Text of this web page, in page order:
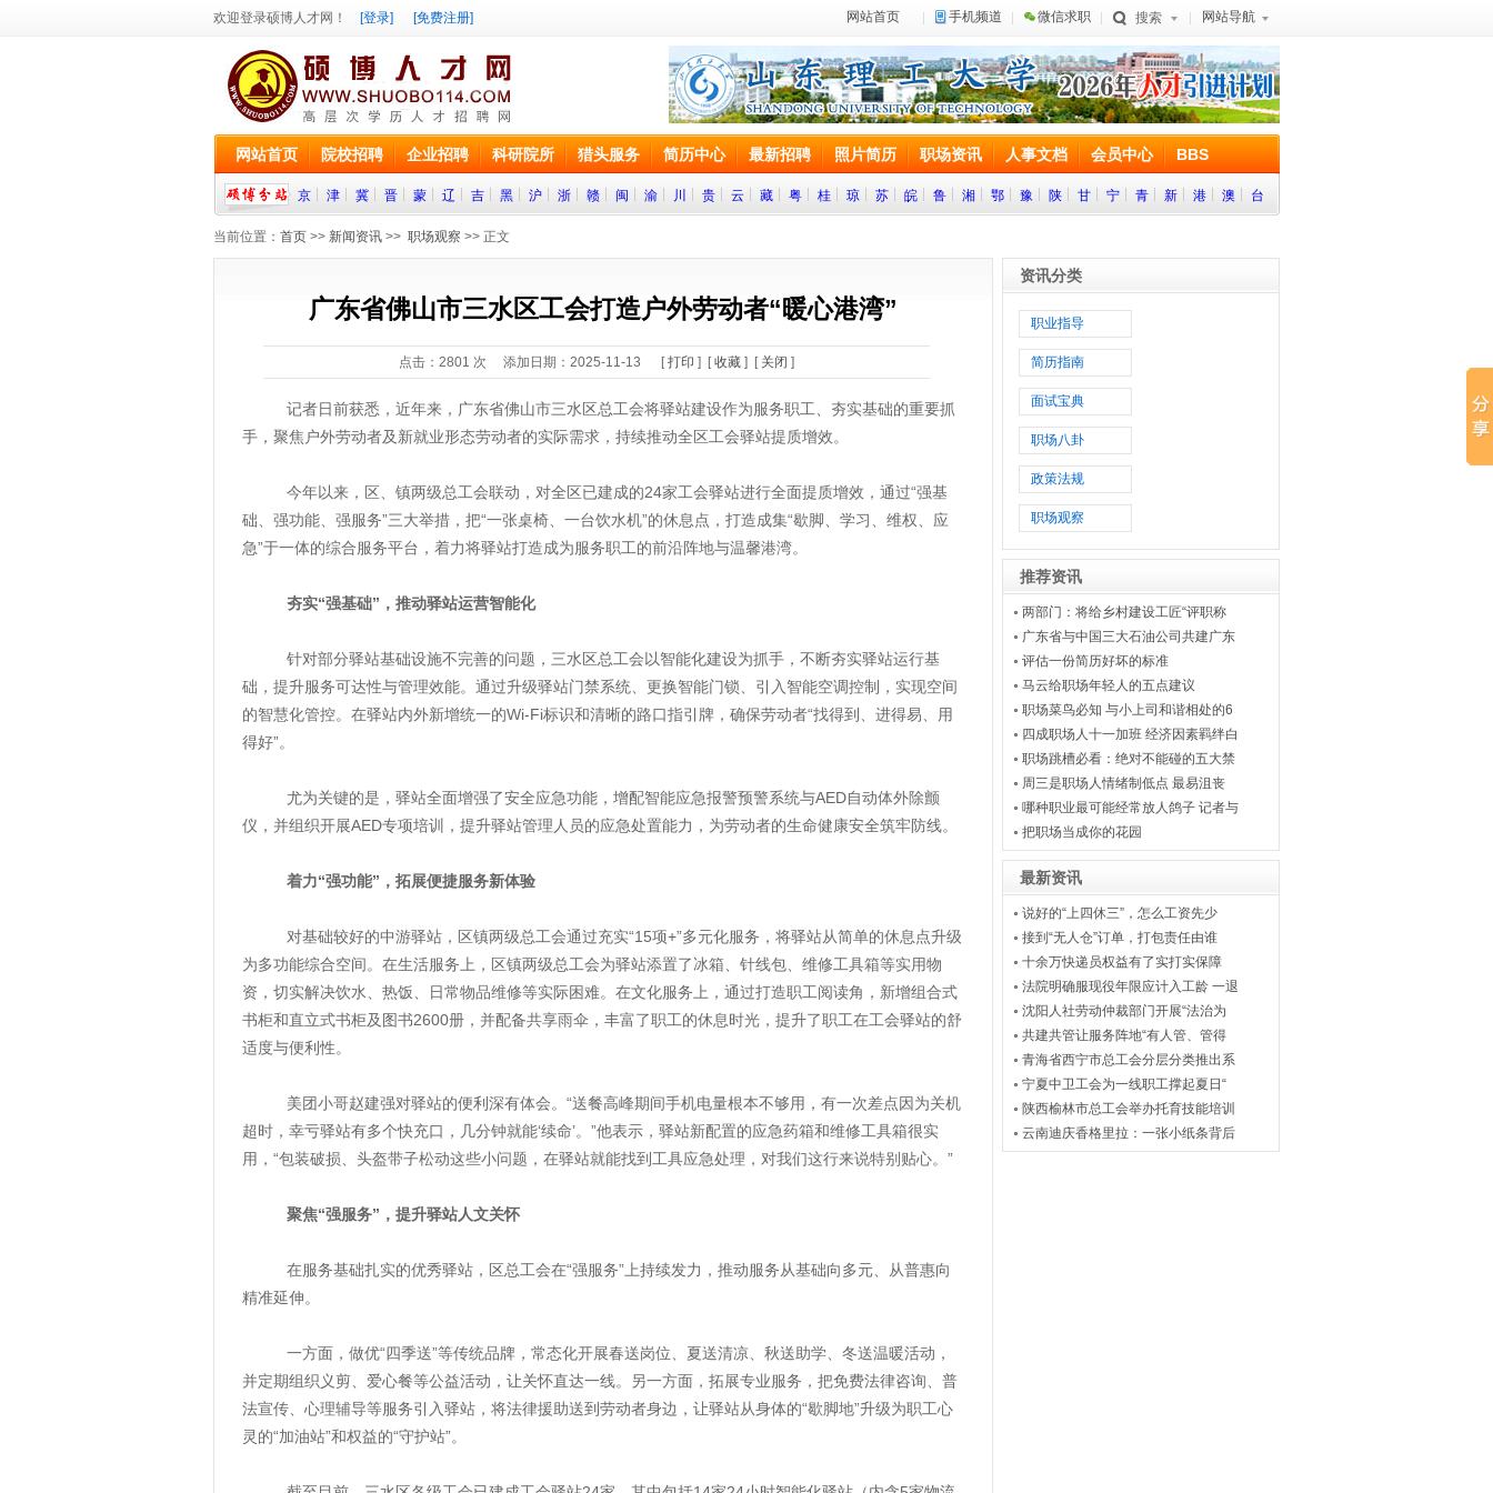
欢迎登录硕博人才网！ [登录] [免费注册] 网站导航
搜索
微信求职
手机频道
网站首页
网站首页 院校招聘 企业招聘 科研院所 猎头服务 简历中心 最新招聘 照片简历 职场资讯 人事文档 会员中心 BBS
京 津 冀 晋 蒙 辽 吉 黑 沪 浙 赣 闽 渝 川 贵 云 藏 粤 桂 琼 苏 皖 鲁 湘 鄂 豫 陕 甘 宁 青 新 港 澳 台
当前位置： 首页 >> 新闻资讯 >> 职场观察 >> 正文
广东省佛山市三水区工会打造户外劳动者“暖心港湾”
点击： 2801 次 添加日期：2025-11-13 [打印 ] [收藏 ] [ 关闭 ]
记者日前获悉，近年来，广东省佛山市三水区总工会将驿站建设作为服务职工、夯实基础的重要抓
手，聚焦户外劳动者及新就业形态劳动者的实际需求，持续推动全区工会驿站提质增效。
今年以来，区、镇两级总工会联动，对全区已建成的24家工会驿站进行全面提质增效，通过“强基
础、强功能、强服务”三大举措，把“一张桌椅、一台饮水机”的休息点，打造成集“歇脚、学习、维权、应
急”于一体的综合服务平台，着力将驿站打造成为服务职工的前沿阵地与温馨港湾。
夯实“强基础”，推动驿站运营智能化
针对部分驿站基础设施不完善的问题，三水区总工会以智能化建设为抓手，不断夯实驿站运行基
础，提升服务可达性与管理效能。通过升级驿站门禁系统、更换智能门锁、引入智能空调控制，实现空间
的智慧化管控。在驿站内外新增统一的Wi-Fi标识和清晰的路口指引牌，确保劳动者“找得到、进得易、用
得好”。
尤为关键的是，驿站全面增强了安全应急功能，增配智能应急报警预警系统与AED自动体外除颤
仪，并组织开展AED专项培训，提升驿站管理人员的应急处置能力，为劳动者的生命健康安全筑牢防线。
着力“强功能”，拓展便捷服务新体验
对基础较好的中游驿站，区镇两级总工会通过充实“15项+”多元化服务，将驿站从简单的休息点升级
为多功能综合空间。在生活服务上，区镇两级总工会为驿站添置了冰箱、针线包、维修工具箱等实用物
资，切实解决饮水、热饭、日常物品维修等实际困难。在文化服务上，通过打造职工阅读角，新增组合式
书柜和直立式书柜及图书2600册，并配备共享雨伞，丰富了职工的休息时光，提升了职工在工会驿站的舒
适度与便利性。
美团小哥赵建强对驿站的便利深有体会。“送餐高峰期间手机电量根本不够用，有一次差点因为关机
超时，幸亏驿站有多个快充口，几分钟就能‘续命’。”他表示，驿站新配置的应急药箱和维修工具箱很实
用，“包装破损、头盔带子松动这些小问题，在驿站就能找到工具应急处理，对我们这行来说特别贴心。”
聚焦“强服务”，提升驿站人文关怀
在服务基础扎实的优秀驿站，区总工会在“强服务”上持续发力，推动服务从基础向多元、从普惠向
精准延伸。
一方面，做优“四季送”等传统品牌，常态化开展春送岗位、夏送清凉、秋送助学、冬送温暖活动，
并定期组织义剪、爱心餐等公益活动，让关怀直达一线。另一方面，拓展专业服务，把免费法律咨询、普
法宣传、心理辅导等服务引入驿站，将法律援助送到劳动者身边，让驿站从身体的“歇脚地”升级为职工心
灵的“加油站”和权益的“守护站”。
资讯分类
职业指导
简历指南
面试宝典
职场八卦
政策法规
职场观察
推荐资讯
两部门：将给乡村建设工匠“评职称
广东省与中国三大石油公司共建广东
评估一份简历好坏的标准
马云给职场年轻人的五点建议
职场菜鸟必知 与小上司和谐相处的6
四成职场人十一加班 经济因素羁绊白
职场跳槽必看：绝对不能碰的五大禁
周三是职场人情绪制低点 最易沮丧
哪种职业最可能经常放人鸽子 记者与
把职场当成你的花园
最新资讯
说好的“上四休三”，怎么工资先少
接到“无人仓”订单，打包责任由谁
十余万快递员权益有了实打实保障
法院明确服现役年限应计入工龄 一退
沈阳人社劳动仲裁部门开展“法治为
共建共管让服务阵地“有人管、管得
青海省西宁市总工会分层分类推出系
宁夏中卫工会为一线职工撑起夏日“
陕西榆林市总工会举办托育技能培训
云南迪庆香格里拉：一张小纸条背后